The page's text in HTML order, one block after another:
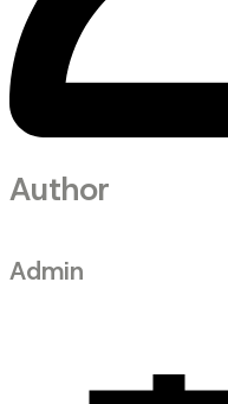
Author
Admin